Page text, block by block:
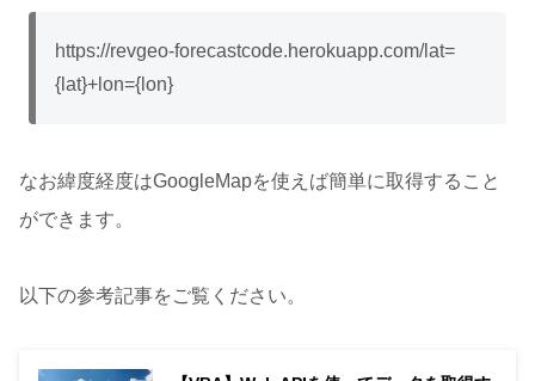
https://revgeo-forecastcode.herokuapp.com/lat=
{lat}+lon={lon}
なお緯度経度はGoogleMapを使えば簡単に取得すること
ができます。
以下の参考記事をご覧ください。